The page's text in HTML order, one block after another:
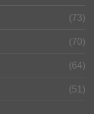
(73)
(70)
(64)
(51)